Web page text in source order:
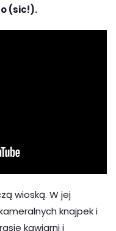
(sic!).
wioską. W jej
knajpek i
kawiarni i